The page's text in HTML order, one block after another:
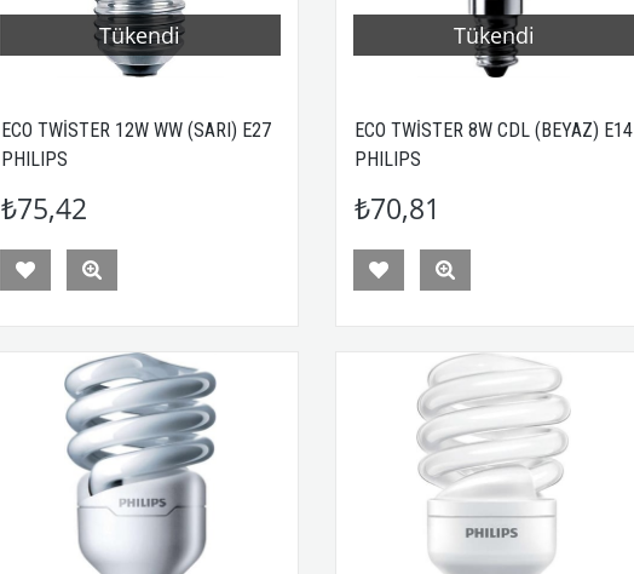
Tükendi
ECO TWİSTER 12W WW (SARI) E27
PHILIPS
₺75,42
Tükendi
ECO TWİSTER 8W CDL (BEYAZ) E14
PHILIPS
₺70,81